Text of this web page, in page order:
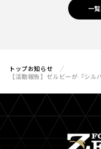
一
トップお知らせ
【活動報告】ゼルビーが『シル